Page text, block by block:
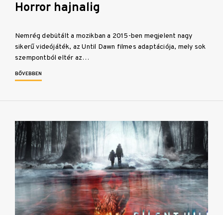
Horror hajnalig
Nemrég debütált a mozikban a 2015-ben megjelent nagy
sikerű videójáték, az Until Dawn filmes adaptációja, mely sok
szempontból eltér az…
BŐVEBBEN